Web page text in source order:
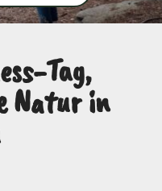
Tag,
Natur in